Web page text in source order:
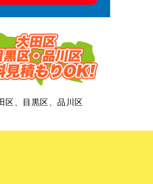
区、目黒区、品川区